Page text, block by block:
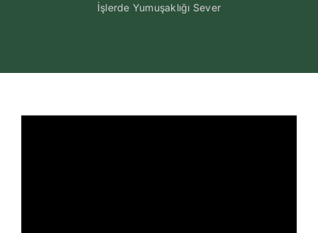
İletişim
İşlerde Yumuşaklığı Sever